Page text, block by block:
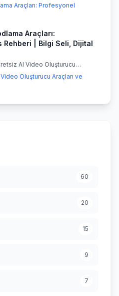
Araçları: Profesyonel
Araçları:
Rehberi | Bilgi Seli, Dijital
AI Video Oluşturucu…
Oluşturucu Araçları ve
60
20
15
9
7